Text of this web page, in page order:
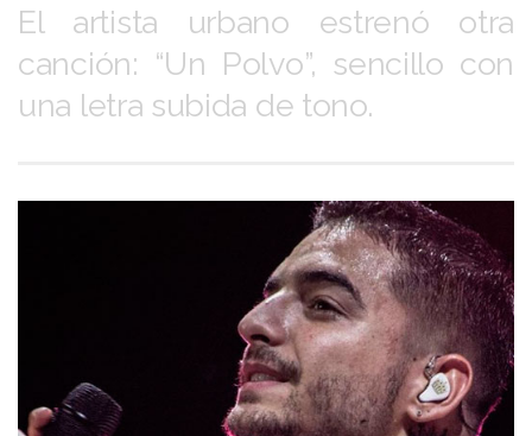
El artista urbano estrenó otra
canción: “Un Polvo”, sencillo con
una letra subida de tono.